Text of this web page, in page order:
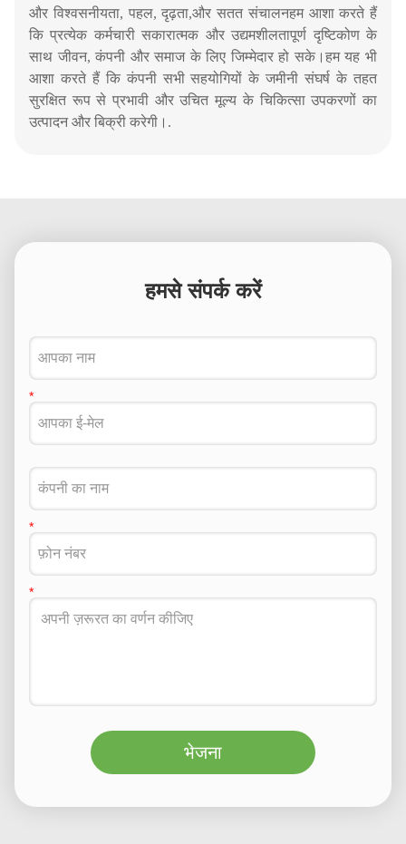
और विश्वसनीयता, पहल, दृढ़ता,और सतत संचालनहम आशा करते हैं
कि प्रत्येक कर्मचारी सकारात्मक और उद्यमशीलतापूर्ण दृष्टिकोण के
साथ जीवन, कंपनी और समाज के लिए जिम्मेदार हो सके।हम यह भी
आशा करते हैं कि कंपनी सभी सहयोगियों के जमीनी संघर्ष के तहत
सुरक्षित रूप से प्रभावी और उचित मूल्य के चिकित्सा उपकरणों का
उत्पादन और बिक्री करेगी।.
हमसे संपर्क करें
भेजना